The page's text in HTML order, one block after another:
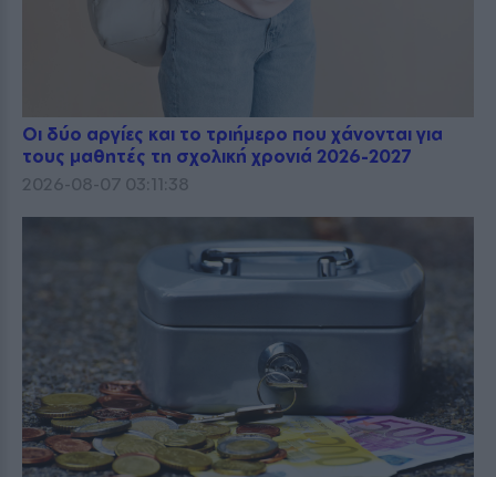
Οι δύο αργίες και το τριήμερο που χάνονται για
τους μαθητές τη σχολική χρονιά 2026-2027
2026-08-07 03:11:38